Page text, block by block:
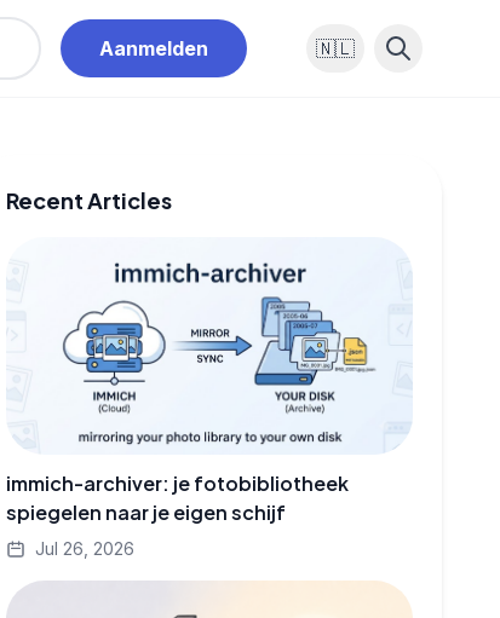
Aanmelden 🇳🇱
Recent Articles
immich-archiver: je fotobibliotheek
spiegelen naar je eigen schijf
Jul 26, 2026